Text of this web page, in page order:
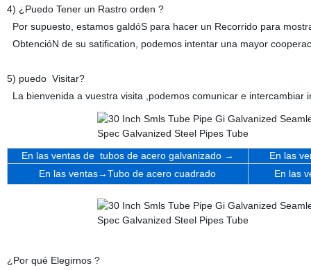
4) ¿Puedo Tener un Rastro orden ?
Por supuesto, estamos galdóS para hacer un Recorrido para
ObtencióN de su satification, podemos intentar una mayor
5) puedo Visitar?
La bienvenida a vuestra visita ,podemos comunicar e
En las ventas de tubos de acero galvanizado →
En las
En las ventas→Tubo de acero cuadrado En las
¿Por qué Elegirnos ?